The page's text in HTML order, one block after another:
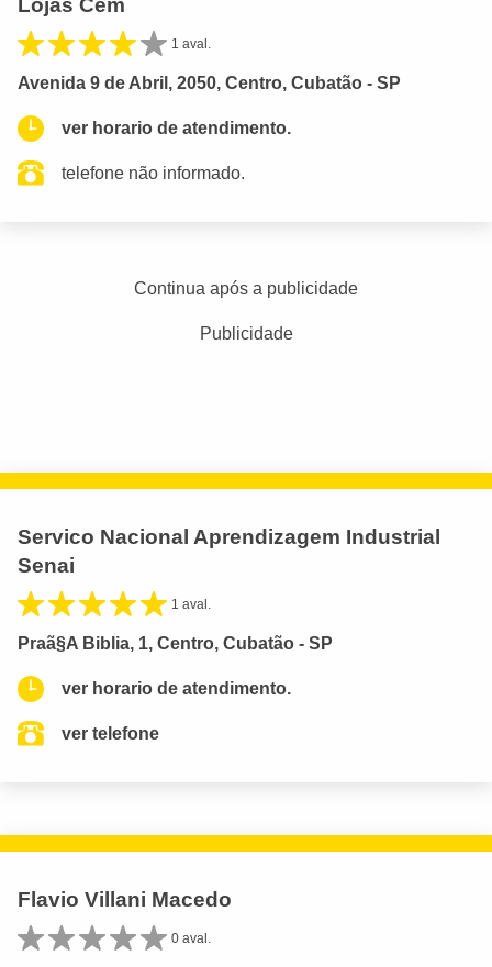
Lojas Cem
1 aval.
Avenida 9 de Abril, 2050, Centro, Cubatão - SP
ver horario de atendimento.
telefone não informado.
Continua após a publicidade
Publicidade
Servico Nacional Aprendizagem Industrial
Senai
1 aval.
Praã§A Biblia, 1, Centro, Cubatão - SP
ver horario de atendimento.
ver telefone
Flavio Villani Macedo
0 aval.